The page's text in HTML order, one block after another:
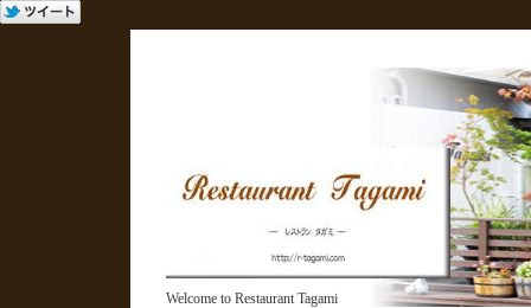
Welcome to Restaurant Tagami